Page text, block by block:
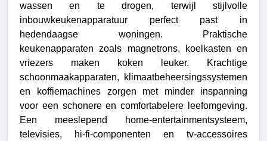
wassen en te drogen, terwijl stijlvolle
inbouwkeukenapparatuur perfect past in
hedendaagse woningen. Praktische
keukenapparaten zoals magnetrons, koelkasten en
vriezers maken koken leuker. Krachtige
schoonmaakapparaten, klimaatbeheersingssystemen
en koffiemachines zorgen met minder inspanning
voor een schonere en comfortabelere leefomgeving.
Een meeslepend home-entertainmentsysteem,
televisies, hi-fi-componenten en tv-accessoires